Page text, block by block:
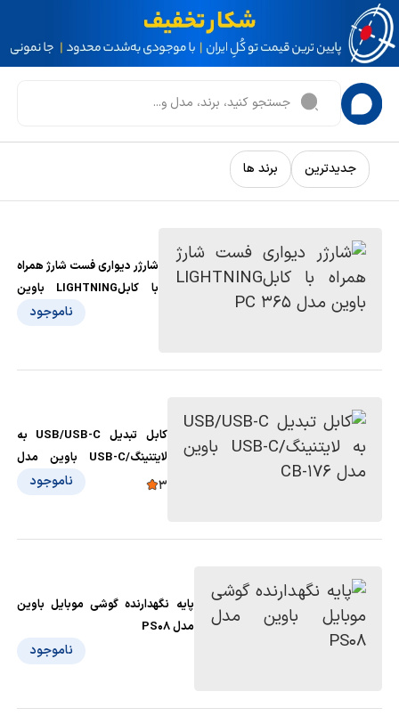
جدیدترین برند ها
شارژر دیواری فست شارژ همراه
با کابلLIGHTNING باوین
ناموجود
کابل تبدیل USB/USB-C به
لایتنینگ/USB-C باوین مدل
CB-176
3 ناموجود
پایه نگهدارنده گوشی موبایل باوین
مدل PS08
ناموجود